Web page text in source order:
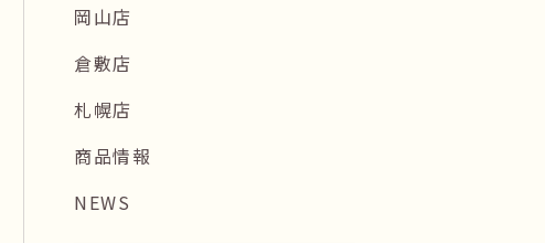
岡山店
倉敷店
札幌店
商品情報
NEWS